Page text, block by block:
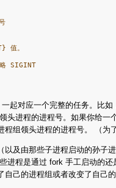
值。
   fn();      # 在（假设的） fn() 里没有忽略 SIGINT
起对应一个完整的任务。比
头进程的进程号。如果你给
组领头进程的进程号。 （为
及由那些子进程启动的孙子
进程是通过 fork 手工启动的
自己的进程组或者改变了自己